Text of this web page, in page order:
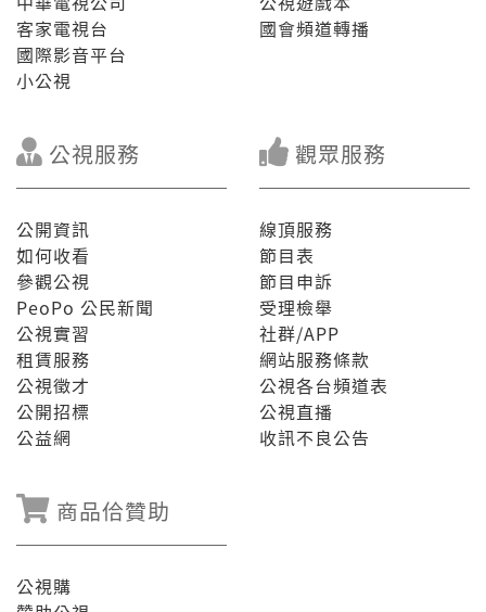
客家電視台
國際影音平台
小公視
國會頻道轉播
公視服務
公開資訊
如何收看
參觀公視
PeoPo 公民新聞
公視實習
租賃服務
公視徵才
公開招標
公益網
觀眾服務
線頂服務
節目表
節目申訴
受理檢舉
社群/APP
網站服務條款
公視各台頻道表
公視直播
收訊不良公告
商品佮贊助
公視購